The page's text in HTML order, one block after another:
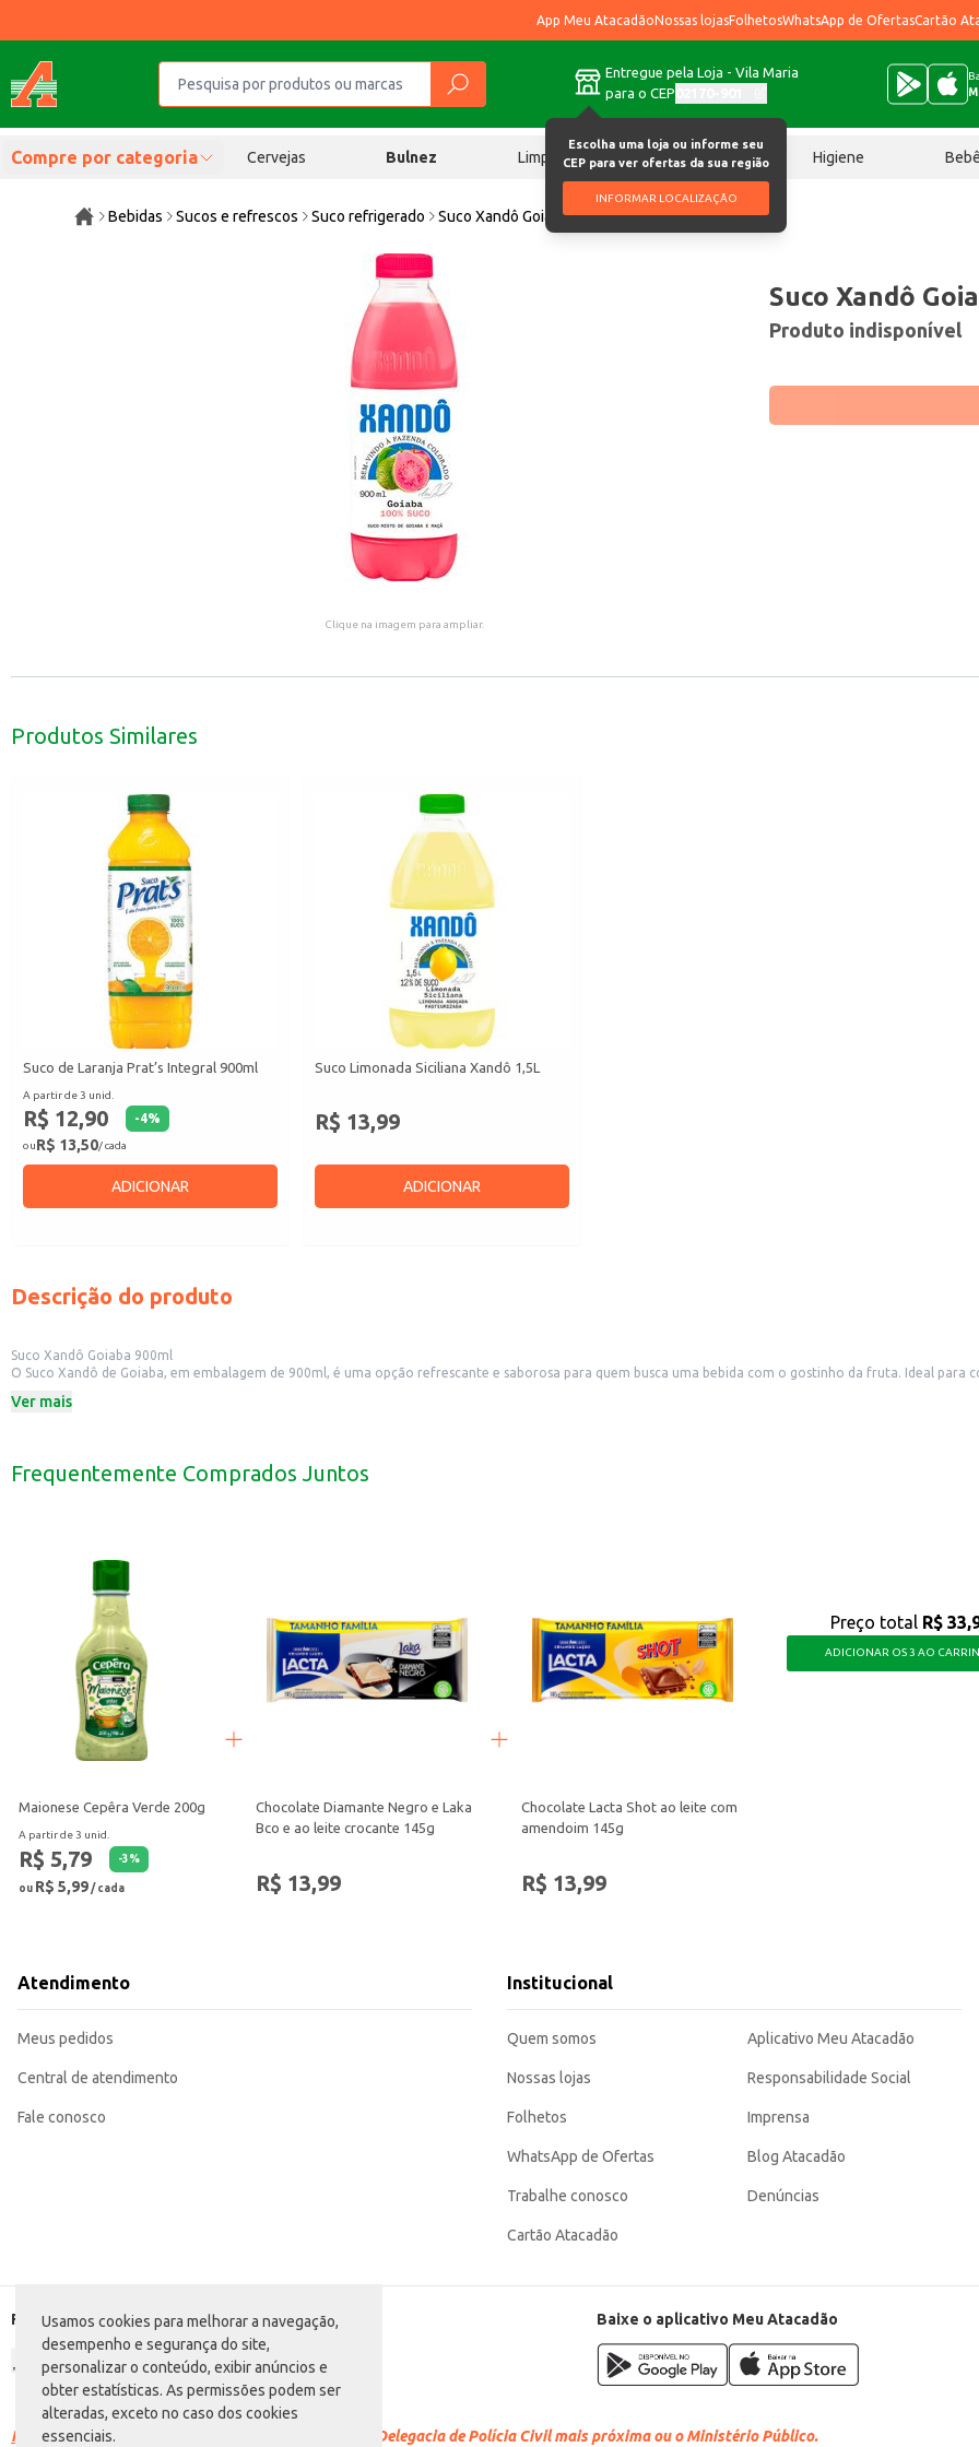
Usamos cookies para melhorar a navegação,
desempenho e segurança do site,
personalizar o conteúdo, exibir anúncios e
obter estatísticas. As permissões podem ser
alteradas, exceto no caso dos cookies
essenciais.
App Meu AtacadãoNossas lojasFolhetosWhatsApp de OfertasCartão
Entregue pela Loja - Vila Maria
para o CEP
Escolha uma loja ou informe seu
CEP para ver ofertas da sua região
INFORMAR LOCALIZAÇÃO
Compre por categoria Cervejas Bulnez Limpeza Chocolates Higiene
Bebidas Sucos e refrescos Suco refrigerado Suco Xandô Goiaba 900ml
Clique na imagem para ampliar.
Suco Xandô
Produto indisponível
Produtos Similares
Suco de Laranja Prat’s Integral 900ml
A partir de 3 unid.
R$ 12,90 -4%
ouR$ 13,50/ cada
ADICIONAR
Suco Limonada Siciliana Xandô 1,5L
R$ 13,99
ADICIONAR
Descrição do produto
Suco Xandô Goiaba 900ml
O Suco Xandô de Goiaba, em embalagem de 900ml, é uma opção refrescante e saborosa para quem busca uma bebida com o gostinho da fruta. Ideal para
Dicas de Uso:
Ideal para estabelecimentos comerciais como lanchonetes e restaurantes.
Ver mais
Frequentemente Comprados Juntos
Maionese Cepêra Verde 200g
A partir de 3 unid.
R$ 5,79 -3%
ou R$ 5,99 / cada
Chocolate Diamante Negro e Laka
Bco e ao leite crocante 145g
R$ 13,99
Chocolate Lacta Shot ao leite com
amendoim 145g
R$ 13,99
Preço total R$
ADICIONAR OS 3 AO
Atendimento
Meus pedidos
Central de atendimento
Fale conosco
Institucional
Quem somos
Nossas lojas
Folhetos
WhatsApp de Ofertas
Trabalhe conosco
Cartão Atacadão
Aplicativo Meu Atacadão
Responsabilidade Social
Imprensa
Blog Atacadão
Denúncias
Formas de pagamento Baixe o aplicativo Meu Atacadão
Racismo é crime. Denuncie. Disque 100 ou procure a Delegacia de Polícia Civil mais próxima ou o Ministério Público.